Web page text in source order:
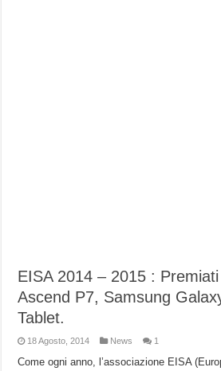
EISA 2014 – 2015 :
Ascend P7, Samsung
Tablet.
18 Agosto, 2014 News 1
Come ogni anno, l’associazione EISA